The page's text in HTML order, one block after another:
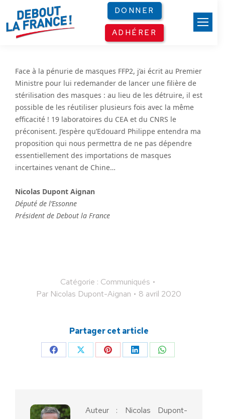
DONNER
ADHÉRER
Face à la pénurie de masques FFP2, j’ai écrit au Premier
Ministre pour lui redemander de lancer une filière de
stérilisation des masques : au lieu de les détruire, il est
possible de les réutiliser plusieurs fois avec la même
efficacité ! 19 laboratoires du CEA et du CNRS le
préconisent. J’espère qu’Edouard Philippe entendra ma
proposition qui nous permettra de ne pas dépendre
essentiellement des importations de masques
incertaines venant de Chine…
Nicolas Dupont Aignan
Député de l’Essonne
Président de Debout la France
Catégorie : Communiqués
Par Nicolas Dupont-Aignan 8 avril 2020
Partager cet article
PartagerPartagerPartagerPartagerPartager
Auteur : Nicolas Dupont-
Panneau de gestion des cookies